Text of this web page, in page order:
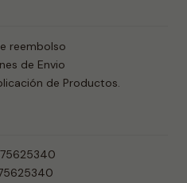
reembolso
de Envio
de Productos.